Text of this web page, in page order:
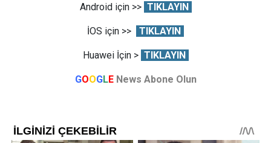
Android için >> TIKLAYIN
İOS için >> TIKLAYIN
Huawei İçin > TIKLAYIN
GOOGLE News Abone Olun